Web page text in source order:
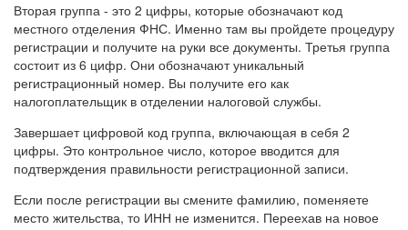
Вторая группа - это 2 цифры, которые обозначают код
местного отделения ФНС. Именно там вы пройдете процедуру
регистрации и получите на руки все документы. Третья группа
состоит из 6 цифр. Они обозначают уникальный
регистрационный номер. Вы получите его как
налогоплательщик в отделении налоговой службы.
Завершает цифровой код группа, включающая в себя 2
цифры. Это контрольное число, которое вводится для
подтверждения правильности регистрационной записи.
Если после регистрации вы смените фамилию, поменяете
место жительства, то ИНН не изменится. Переехав на новое